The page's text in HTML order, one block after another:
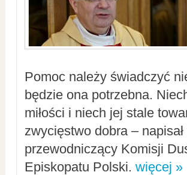
Pomoc należy świadczyć
będzie ona potrzebna.
miłości i niech jej stale
zwycięstwo dobra –
przewodniczący Komisji
Episkopatu Polski. więcej »